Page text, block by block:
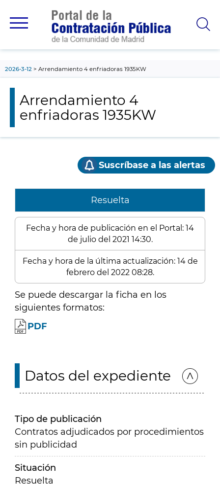
principal
2026-3-12 Arrendamiento 4 enfriadoras 1935KW
Arrendamiento 4
enfriadoras 1935KW
Suscríbase a las alertas
Resuelta
Fecha y hora de publicación en el Portal: 14
de julio del 2021 14:30.
Fecha y hora de la última actualización: 14 de
febrero del 2022 08:28.
Se puede descargar la ficha en los
siguientes formatos:
PDF
Datos del expediente
Tipo de publicación
Contratos adjudicados por procedimientos
sin publicidad
Situación
Resuelta